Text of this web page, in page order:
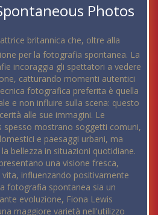
Photos
britannica che, oltre alla
per la fotografia spontanea. La
incoraggia gli spettatori a vedere
catturando momenti autentici
fotografica preferita è quella
e non influire sulla scena: questo
alle sue immagini. Le
spesso mostrano soggetti comuni,
e paesaggi urbani, ma
bellezza in situazioni quotidiane.
una visione fresca,
influenzando positivamente
fotografia spontanea sia un
evoluzione, Fiona Lewis
maggiore varietà nell'utilizzo